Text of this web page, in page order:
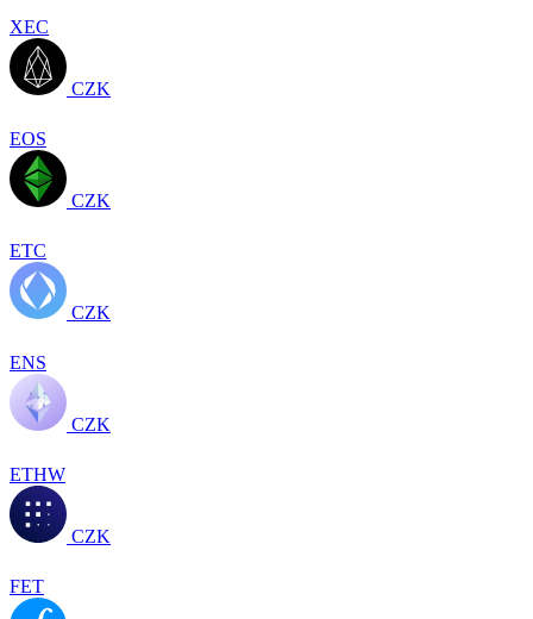
XEC
CZK
EOS
CZK
ETC
CZK
ENS
CZK
ETHW
CZK
FET